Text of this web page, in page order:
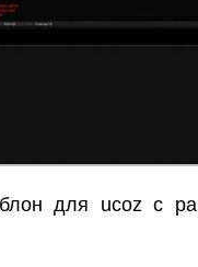
для ucoz с